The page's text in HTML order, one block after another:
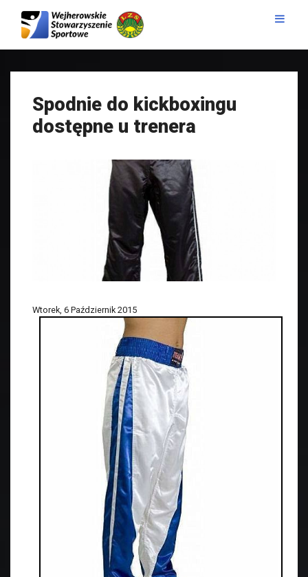
Spodnie do kickboxingu
dostępne u trenera
Wtorek, 6 Październik 2015